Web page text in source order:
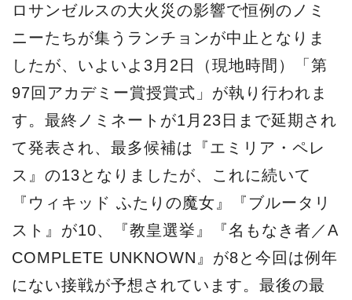
ロサンゼルスの大火災の影響で恒例のノミ
ニーたちが集うランチョンが中止となりま
したが、いよいよ3月2日（現地時間）「第
97回アカデミー賞授賞式」が執り行われま
す。最終ノミネートが1月23日まで延期され
て発表され、最多候補は『エミリア・ペレ
ス』の13となりましたが、これに続いて
『ウィキッド ふたりの魔女』『ブルータリ
スト』が10、『教皇選挙』『名もなき者／A
COMPLETE UNKNOWN』が8と今回は例年
にない接戦が予想されています。最後の最